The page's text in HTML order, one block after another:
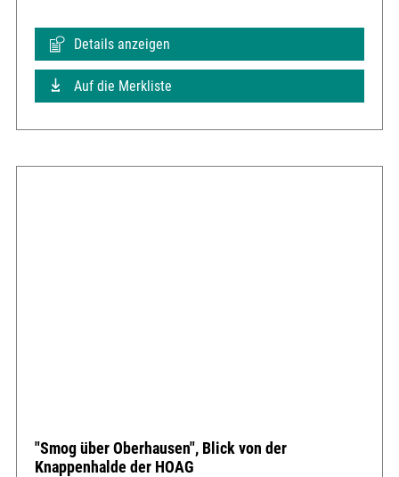
Details anzeigen
Auf die Merkliste
"Smog über Oberhausen", Blick von der
Knappenhalde der HOAG